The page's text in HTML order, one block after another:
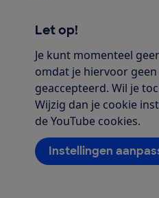
Let op!
Je kunt momenteel
omdat je hiervoor
geaccepteerd. Wil je
Wijzig dan je cookie
de YouTube cookies.
Instellingen